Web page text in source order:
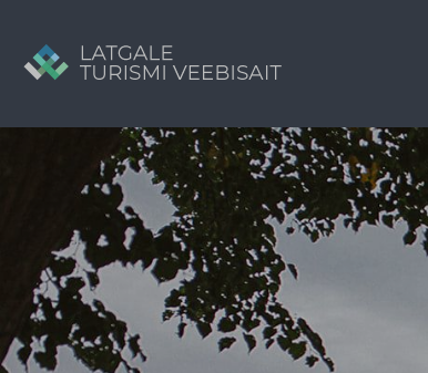
Tavs brīvdienu ceļvedis
for: